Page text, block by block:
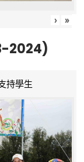
› »
2024)
持學生